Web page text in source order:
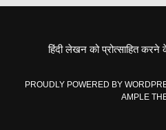
हिंदी लेखन को प्रोत्साहित करने
PROUDLY POWERED BY
AMPLE